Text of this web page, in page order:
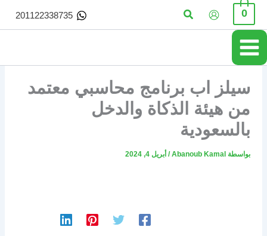
تخطي
المحتوى
0 البحث 201122338735
سيلز اب برنامج محاسبي معتمد
من هيئة الذكاة والدخل
بالسعودية
بواسطة Abanoub Kamal
/ أبريل 4, 2024